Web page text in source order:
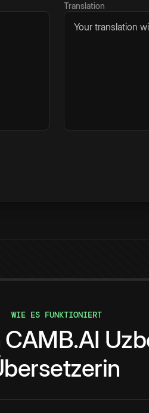
Translation
Your translation
WIE ES FUNKTIONIERT
CAMB.AI